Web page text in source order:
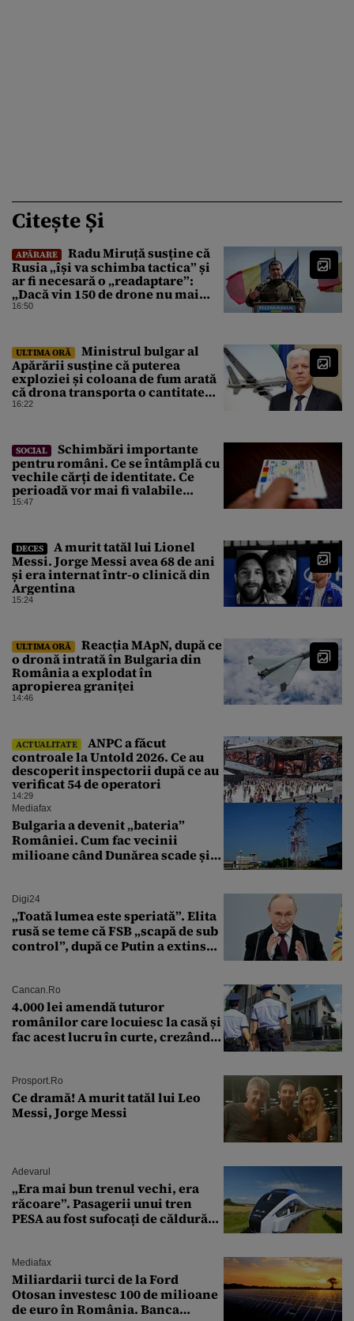
Citește Și
APĂRARE
Radu Miruță susține că
Rusia „își va schimba tactica” și
ar fi necesară o „readaptare”:
„Dacă vin 150 de drone nu mai
suntem pe timp de pace”
16:50
ULTIMA ORĂ
Ministrul bulgar al
Apărării susține că puterea
exploziei și coloana de fum arată
că drona transporta o cantitate
semnificativă de exploziv
16:22
SOCIAL
Schimbări importante
pentru români. Ce se întâmplă cu
vechile cărți de identitate. Ce
perioadă vor mai fi valabile
buletinele clasice
15:47
DECES
A murit tatăl lui Lionel
Messi. Jorge Messi avea 68 de ani
și era internat într-o clinică din
Argentina
15:24
ULTIMA ORĂ
Reacția MApN, după ce
o dronă intrată în Bulgaria din
România a explodat în
apropierea graniței
14:46
ACTUALITATE
ANPC a făcut
controale la Untold 2026. Ce au
descoperit inspectorii după ce au
verificat 54 de operatori
14:29
Mediafax
Bulgaria a devenit „bateria”
României. Cum fac vecinii
milioane când Dunărea scade și
Digi24
„Toată lumea este speriată”. Elita
rusă se teme că FSB „scapă de sub
control”, după ce Putin a extins
Cancan.ro
4.000 lei amendă tuturor
românilor care locuiesc la casă și
fac acest lucru în curte, crezând
Prosport.ro
Ce dramă! A murit tatăl lui Leo
Messi, Jorge Messi
Adevarul
„Era mai bun trenul vechi, era
răcoare”. Pasagerii unui tren
PESA au fost sufocați de căldură
Mediafax
Miliardarii turci de la Ford
Otosan investesc 100 de milioane
de euro în România. Banca